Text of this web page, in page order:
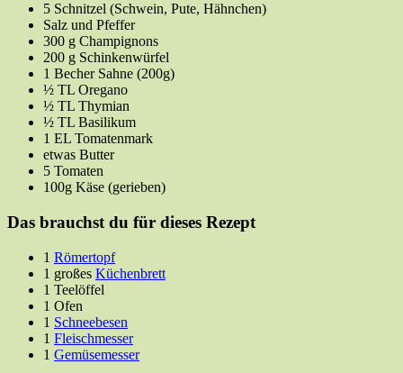
5 Schnitzel (Schwein, Pute, Hähnchen)
Salz und Pfeffer
300 g Champignons
200 g Schinkenwürfel
1 Becher Sahne (200g)
½ TL Oregano
½ TL Thymian
½ TL Basilikum
1 EL Tomatenmark
etwas Butter
5 Tomaten
100g Käse (gerieben)
Das brauchst du für dieses Rezept
1 Römertopf
1 großes Küchenbrett
1 Teelöffel
1 Ofen
1 Schneebesen
1 Fleischmesser
1 Gemüsemesser